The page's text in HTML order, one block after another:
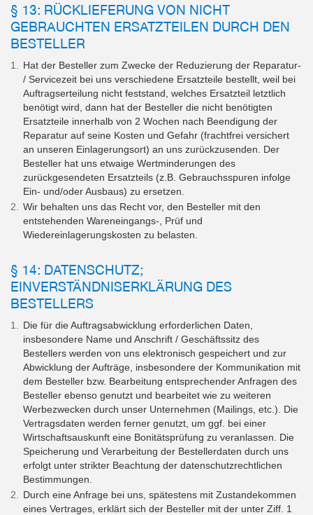
§ 13: RÜCKLIEFERUNG VON NICHT
GEBRAUCHTEN ERSATZTEILEN DURCH DEN
BESTELLER
Hat der Besteller zum Zwecke der Reduzierung der Reparatur-
/ Servicezeit bei uns verschiedene Ersatzteile bestellt, weil bei
Auftragserteilung nicht feststand, welches Ersatzteil letztlich
benötigt wird, dann hat der Besteller die nicht benötigten
Ersatzteile innerhalb von 2 Wochen nach Beendigung der
Reparatur auf seine Kosten und Gefahr (frachtfrei versichert
an unseren Einlagerungsort) an uns zurückzusenden. Der
Besteller hat uns etwaige Wertminderungen des
zurückgesendeten Ersatzteils (z.B. Gebrauchsspuren infolge
Ein- und/oder Ausbaus) zu ersetzen.
Wir behalten uns das Recht vor, den Besteller mit den
entstehenden Wareneingangs-, Prüf und
Wiedereinlagerungskosten zu belasten.
§ 14: DATENSCHUTZ;
EINVERSTÄNDNISERKLÄRUNG DES
BESTELLERS
Die für die Auftragsabwicklung erforderlichen Daten,
insbesondere Name und Anschrift / Geschäftssitz des
Bestellers werden von uns elektronisch gespeichert und zur
Abwicklung der Aufträge, insbesondere der Kommunikation mit
dem Besteller bzw. Bearbeitung entsprechender Anfragen des
Besteller ebenso genutzt und bearbeitet wie zu weiteren
Werbezwecken durch unser Unternehmen (Mailings, etc.). Die
Vertragsdaten werden ferner genutzt, um ggf. bei einer
Wirtschaftsauskunft eine Bonitätsprüfung zu veranlassen. Die
Speicherung und Verarbeitung der Bestellerdaten durch uns
erfolgt unter strikter Beachtung der datenschutzrechtlichen
Bestimmungen.
Durch eine Anfrage bei uns, spätestens mit Zustandekommen
eines Vertrages, erklärt sich der Besteller mit der unter Ziff. 1